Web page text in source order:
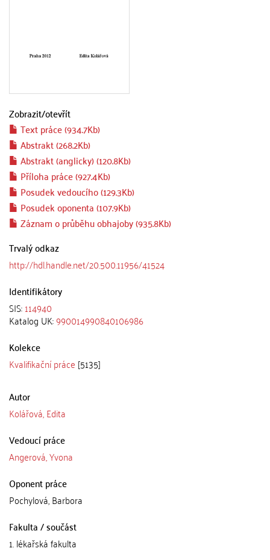
Zobrazit/otevřít
Text práce (934.7Kb)
Abstrakt (268.2Kb)
Abstrakt (anglicky) (120.8Kb)
Příloha práce (927.4Kb)
Posudek vedoucího (129.3Kb)
Posudek oponenta (107.9Kb)
Záznam o průběhu obhajoby (935.8Kb)
Trvalý odkaz
http://hdl.handle.net/20.500.11956/41524
Identifikátory
SIS:114940
Katalog UK:990014990840106986
Kolekce
Kvalifikační práce [5135]
Autor
Kolářová, Edita
Vedoucí práce
Angerová, Yvona
Oponent práce
Pochylová, Barbora
Fakulta / součást
1. lékařská fakulta